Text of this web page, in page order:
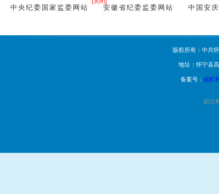
中央纪委国家监委网站 安徽省纪委监委网站 中国安庆
版权所有：中共
地址：怀宁县
备案号： 皖
皖公